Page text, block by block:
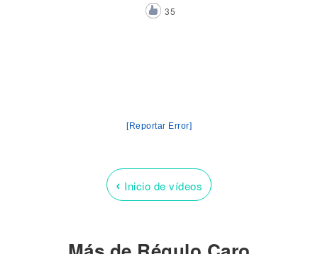
35
[Reportar Error]
‹ Inicio de vídeos